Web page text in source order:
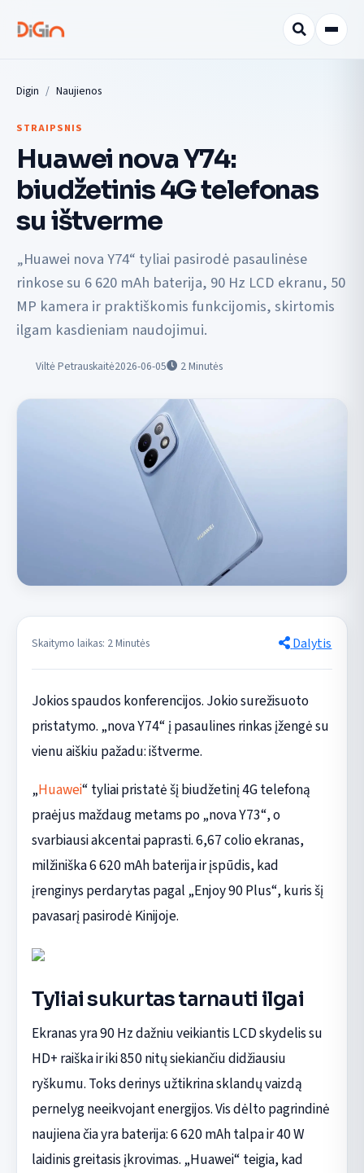
Digin Naujienos
STRAIPSNIS
Huawei nova Y74:
biudžetinis 4G telefonas
su ištverme
„Huawei nova Y74“ tyliai pasirodė pasaulinėse
rinkose su 6 620 mAh baterija, 90 Hz LCD ekranu, 50
MP kamera ir praktiškomis funkcijomis, skirtomis
ilgam kasdieniam naudojimui.
Viltė Petrauskaitė2026-06-05 2Minutės
Skaitymo laikas: 2 Minutės Dalytis
Jokios spaudos konferencijos. Jokio surežisuoto
pristatymo. „nova Y74“ į pasaulines rinkas įžengė su
vienu aiškiu pažadu: ištverme.
„Huawei“ tyliai pristatė šį biudžetinį 4G telefoną
praėjus maždaug metams po „nova Y73“, o
svarbiausi akcentai paprasti. 6,67 colio ekranas,
milžiniška 6 620 mAh baterija ir įspūdis, kad
įrenginys perdarytas pagal „Enjoy 90 Plus“, kuris šį
pavasarį pasirodė Kinijoje.
Tyliai sukurtas tarnauti ilgai
Ekranas yra 90 Hz dažniu veikiantis LCD skydelis su
HD+ raiška ir iki 850 nitų siekiančiu didžiausiu
ryškumu. Toks derinys užtikrina sklandų vaizdą
pernelyg neeikvojant energijos. Vis dėlto pagrindinė
naujiena čia yra baterija: 6 620 mAh talpa ir 40 W
laidinis greitasis įkrovimas. „Huawei“ teigia, kad